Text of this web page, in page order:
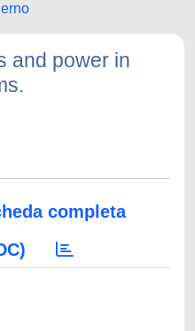
and power in
completa